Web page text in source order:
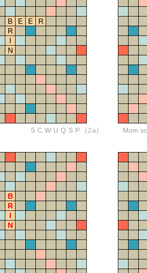
B E E
R
R
I
N
SCWUQSP (2a) Mom
B
R
I
N